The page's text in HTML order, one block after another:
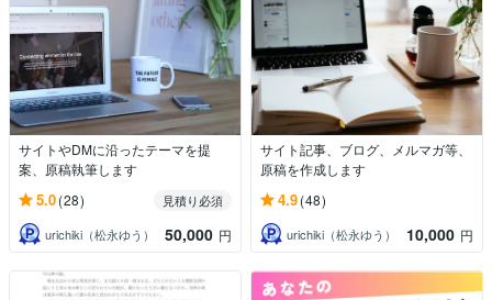
サイトやDMに沿ったテーマを提
案、原稿執筆します
5.0(28)
見積り必須
urichiki（松永ゆう）
50,000 円
サイト記事、ブログ、メルマガ等、
原稿を作成します
4.9(48)
urichiki（松永ゆう） 10,000 円